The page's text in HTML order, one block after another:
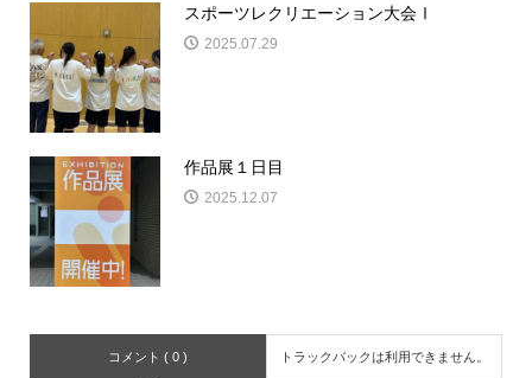
スポーツレクリエーション大会Ⅰ
2025.07.29
作品展１日目
2025.12.07
コメント ( 0 ) トラックバックは利用できません。